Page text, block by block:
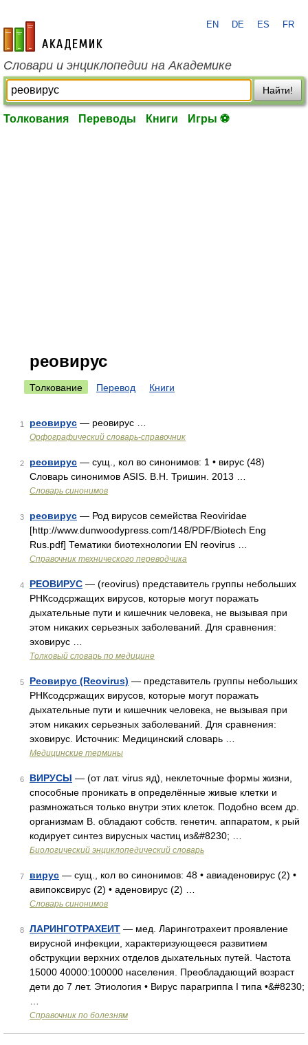
academic.ru
EN DE ES FR
Словари и энциклопедии на Академике
Найти!
Толкования Переводы Книги Игры ⚽
реовирус
Толкование Перевод Книги
1 реовирус — реовирус …
Орфографический словарь-справочник
2 реовирус — сущ., кол во синонимов: 1 • вирус (48)
Словарь синонимов ASIS. В.Н. Тришин. 2013 …
Словарь синонимов
3 реовирус — Род вирусов семейства Reoviridae
[http://www.dunwoodypress.com/148/PDF/Biotech Eng
Rus.pdf] Тематики биотехнологии EN reovirus …
Справочник технического переводчика
4 РЕОВИРУС — (reovirus) представитель группы небольших
РНКсодсржащих вирусов, которые могут поражать
дыхательные пути и кишечник человека, не вызывая при
этом никаких серьезных заболеваний. Для сравнения:
эховирус …
Толковый словарь по медицине
5 Реовирус (Reovirus) — представитель группы небольших
РНКсодсржащих вирусов, которые могут поражать
дыхательные пути и кишечник человека, не вызывая при
этом никаких серьезных заболеваний. Для сравнения:
эховирус. Источник: Медицинский словарь …
Медицинские термины
6 ВИРУСЫ — (от лат. virus яд), неклеточные формы жизни,
способные проникать в определённые живые клетки и
размножаться только внутри этих клеток. Подобно всем др.
организмам В. обладают собств. генетич. аппаратом, к рый
кодирует синтез вирусных частиц из&#8230; …
Биологический энциклопедический словарь
7 вирус — сущ., кол во синонимов: 48 • авиаденовирус (2) •
авипоксвирус (2) • аденовирус (2) …
Словарь синонимов
8 ЛАРИНГОТРАХЕИТ — мед. Ларинготрахеит проявление
вирусной инфекции, характеризующееся развитием
обструкции верхних отделов дыхательных путей. Частота
15000 40000:100000 населения. Преобладающий возраст
дети до 7 лет. Этиология • Вирус парагриппа I типа •&#8230;
Справочник по болезням